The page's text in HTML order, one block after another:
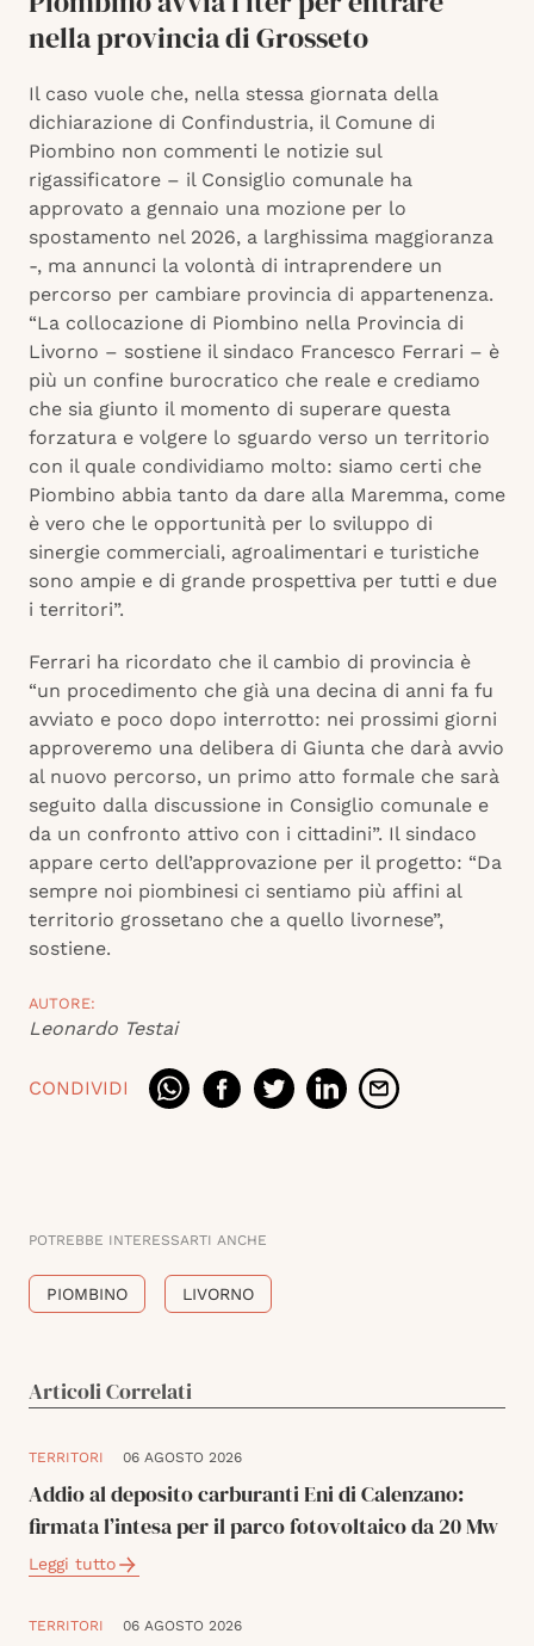
nella provincia di Grosseto
Il caso vuole che, nella stessa giornata della
dichiarazione di Confindustria, il Comune di
Piombino non commenti le notizie sul
rigassificatore – il Consiglio comunale ha
approvato a gennaio una mozione per lo
spostamento nel 2026, a larghissima maggioranza
-, ma annunci la volontà di intraprendere un
percorso per cambiare provincia di appartenenza.
“La collocazione di Piombino nella Provincia di
Livorno – sostiene il sindaco Francesco Ferrari – è
più un confine burocratico che reale e crediamo
che sia giunto il momento di superare questa
forzatura e volgere lo sguardo verso un territorio
con il quale condividiamo molto: siamo certi che
Piombino abbia tanto da dare alla Maremma, come
è vero che le opportunità per lo sviluppo di
sinergie commerciali, agroalimentari e turistiche
sono ampie e di grande prospettiva per tutti e due
i territori”.
Ferrari ha ricordato che il cambio di provincia è
“un procedimento che già una decina di anni fa fu
avviato e poco dopo interrotto: nei prossimi giorni
approveremo una delibera di Giunta che darà avvio
al nuovo percorso, un primo atto formale che sarà
seguito dalla discussione in Consiglio comunale e
da un confronto attivo con i cittadini”. Il sindaco
appare certo dell’approvazione per il progetto: “Da
sempre noi piombinesi ci sentiamo più affini al
territorio grossetano che a quello livornese”,
sostiene.
AUTORE:
Leonardo Testai
CONDIVIDI
POTREBBE INTERESSARTI ANCHE
PIOMBINO LIVORNO
Articoli Correlati
TERRITORI 06 AGOSTO 2026
Addio al deposito carburanti Eni di Calenzano:
firmata l’intesa per il parco fotovoltaico da 20 Mw
Leggi tutto
TERRITORI 06 AGOSTO 2026